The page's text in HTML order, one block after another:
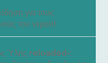
για τους
του νερού!
Ύλης reloaded»: